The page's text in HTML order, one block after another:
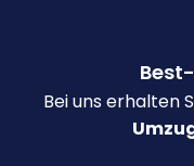
Bei uns erhalten